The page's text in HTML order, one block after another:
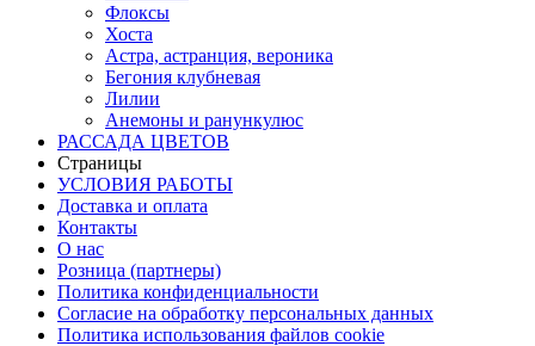
Флоксы
Хоста
Астра, астранция, вероника
Бегония клубневая
Лилии
Анемоны и ранункулюс
РАССАДА ЦВЕТОВ
Страницы
УСЛОВИЯ РАБОТЫ
Доставка и оплата
Контакты
О наc
Розница (партнеры)
Политика конфиденциальности
Согласие на обработку персональных данных
Политика использования файлов сookie